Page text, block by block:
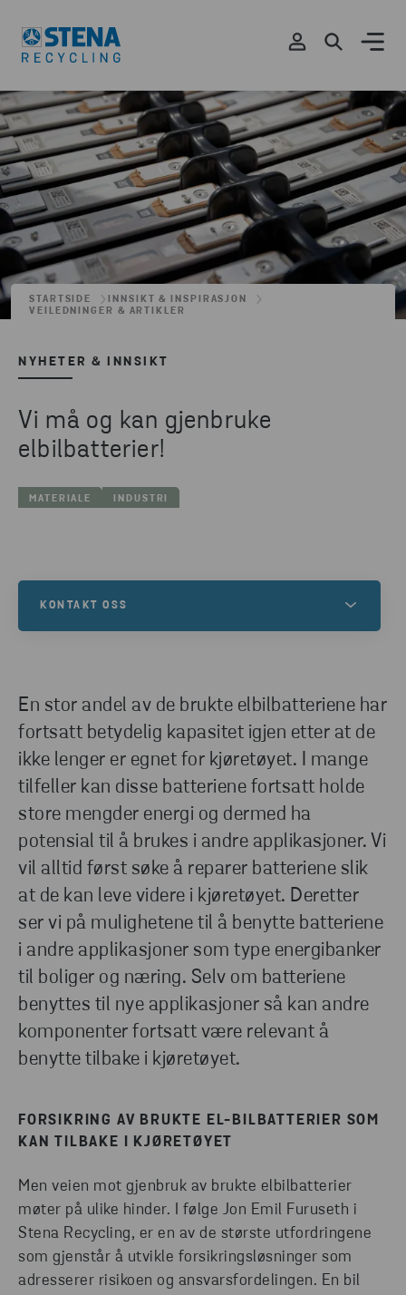
STARTSIDE
INNSIKT & INSPIRASJON
VEILEDNINGER & ARTIKLER
NYHETER & INNSIKT
Vi må og kan gjenbruke
elbilbatterier!
MATERIALE INDUSTRI
En stor andel av de brukte elbilbatteriene har
fortsatt betydelig kapasitet igjen etter at de
ikke lenger er egnet for kjøretøyet. I mange
tilfeller kan disse batteriene fortsatt holde
store mengder energi og dermed ha
potensial til å brukes i andre applikasjoner. Vi
vil alltid først søke å reparer batteriene slik
at de kan leve videre i kjøretøyet. Deretter
ser vi på mulighetene til å benytte batteriene
i andre applikasjoner som type energibanker
til boliger og næring. Selv om batteriene
benyttes til nye applikasjoner så kan andre
komponenter fortsatt være relevant å
benytte tilbake i kjøretøyet.
FORSIKRING AV BRUKTE EL-BILBATTERIER SOM
KAN TILBAKE I KJØRETØYET
Men veien mot gjenbruk av brukte elbilbatterier
møter på ulike hinder. I følge Jon Emil Furuseth i
Stena Recycling, er en av de største utfordringene
som gjenstår å utvikle forsikringsløsninger som
adresserer risikoen og ansvarsfordelingen. En bil
KONTAKT OSS
vite mer om sirkulær batterihåndtering.
TA KONTAKT